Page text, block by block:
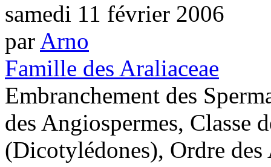
samedi 11 février 2006
par Arno
Famille des Araliaceae
Embranchement des
des Angiospermes, Classe
(Dicotylédones), Ordre des